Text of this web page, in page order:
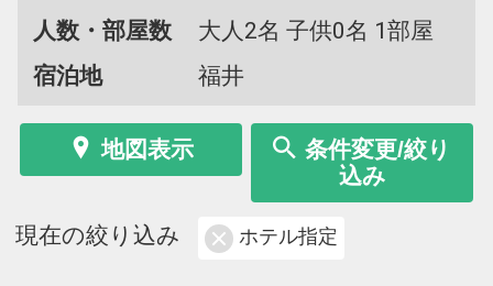
人数・部屋数
大人2名 子供0名 1部屋
宿泊地
福井
地図表示
条件変更/絞り
込み
現在の絞り込み ホテル指定